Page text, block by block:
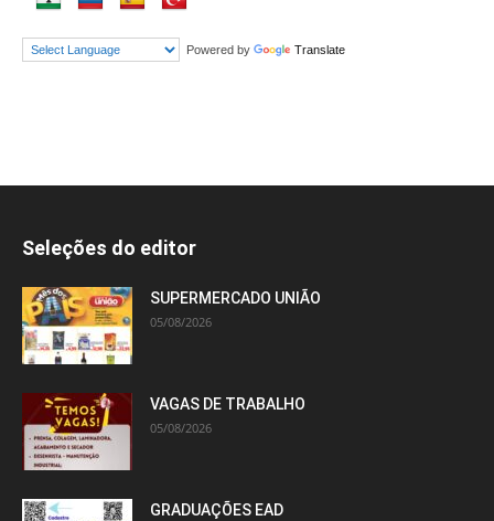
Powered by Translate
Seleções do editor
SUPERMERCADO UNIÃO
05/08/2026
VAGAS DE TRABALHO
05/08/2026
GRADUAÇÕES EAD